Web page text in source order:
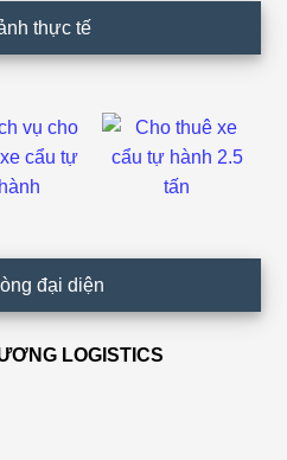
thực tế
đại diện
LOGISTICS